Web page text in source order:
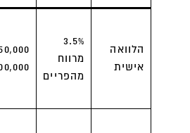
הלוואה
אישית
3.5%
מרווח
מהפריים